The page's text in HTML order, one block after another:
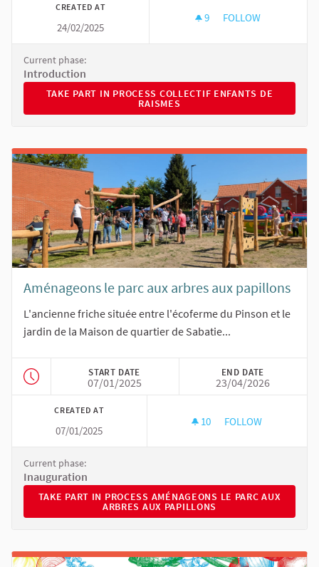
CREATED AT
24/02/2025
9 9 FOLLOWERS
FOLLOW
Current phase:
Introduction
TAKE PART IN PROCESS COLLECTIF ENFANTS DE RAISMES
TAKE PART IN PROCESS COLLECTIF ENFANTS DE
RAISMES
Aménageons le parc aux arbres aux papillons
L'ancienne friche située entre l'écoferme du Pinson et le
jardin de la Maison de quartier de Sabatie...
START DATE
07/01/2025
END DATE
23/04/2026
CREATED AT
07/01/2025
10 10 FOLLOWERS
FOLLOW
Current phase:
Inauguration
TAKE PART IN PROCESS AMÉNAGEONS LE PARC AUX
TAKE PART IN PROCESS AMÉNAGEONS LE PARC AUX
ARBRES AUX PAPILLONS